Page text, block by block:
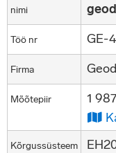
nimi
Töö nr GE-
Firma
Mõõtepiir
1
Kõrgussüsteem